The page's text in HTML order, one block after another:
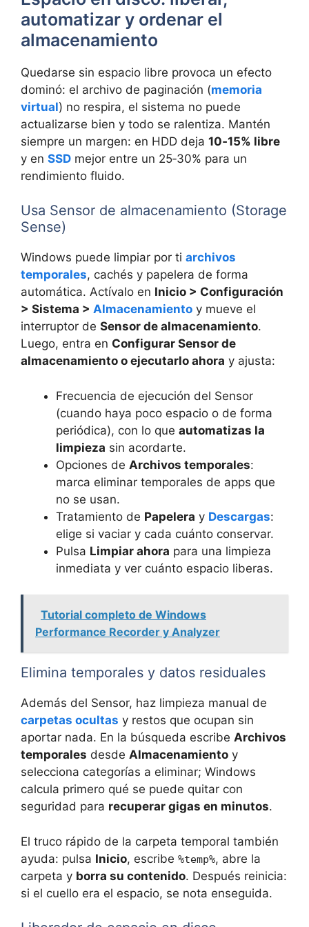
automatizar y ordenar el
almacenamiento
Quedarse sin espacio libre provoca un efecto
dominó: el archivo de paginación (memoria
virtual) no respira, el sistema no puede
actualizarse bien y todo se ralentiza. Mantén
siempre un margen: en HDD deja 10‑15% libre
y en SSD mejor entre un 25‑30% para un
rendimiento fluido.
Usa Sensor de almacenamiento (Storage
Sense)
Windows puede limpiar por ti archivos
temporales, cachés y papelera de forma
automática. Actívalo en Inicio > Configuración
> Sistema > Almacenamiento y mueve el
interruptor de Sensor de almacenamiento.
Luego, entra en Configurar Sensor de
almacenamiento o ejecutarlo ahora y ajusta:
Frecuencia de ejecución del Sensor
(cuando haya poco espacio o de forma
periódica), con lo que automatizas la
limpieza sin acordarte.
Opciones de Archivos temporales:
marca eliminar temporales de apps que
no se usan.
Tratamiento de Papelera y Descargas:
elige si vaciar y cada cuánto conservar.
Pulsa Limpiar ahora para una limpieza
inmediata y ver cuánto espacio liberas.
Tutorial completo de Windows
Performance Recorder y Analyzer
Elimina temporales y datos residuales
Además del Sensor, haz limpieza manual de
carpetas ocultas y restos que ocupan sin
aportar nada. En la búsqueda escribe Archivos
temporales desde Almacenamiento y
selecciona categorías a eliminar; Windows
calcula primero qué se puede quitar con
seguridad para recuperar gigas en minutos.
El truco rápido de la carpeta temporal también
ayuda: pulsa Inicio, escribe %temp%, abre la
carpeta y borra su contenido. Después reinicia:
si el cuello era el espacio, se nota enseguida.